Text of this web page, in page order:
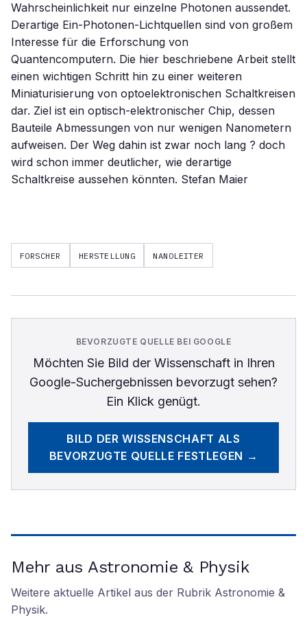
Wahrscheinlichkeit nur einzelne Photonen aussendet.
Derartige Ein-Photonen-Lichtquellen sind von großem
Interesse für die Erforschung von
Quantencomputern. Die hier beschriebene Arbeit stellt
einen wichtigen Schritt hin zu einer weiteren
Miniaturisierung von optoelektronischen Schaltkreisen
dar. Ziel ist ein optisch-elektronischer Chip, dessen
Bauteile Abmessungen von nur wenigen Nanometern
aufweisen. Der Weg dahin ist zwar noch lang ? doch
wird schon immer deutlicher, wie derartige
Schaltkreise aussehen könnten. Stefan Maier
FORSCHER HERSTELLUNG NANOLEITER
BEVORZUGTE QUELLE BEI GOOGLE
Möchten Sie Bild der Wissenschaftin Ihren
Google-Suchergebnissen bevorzugt sehen?
Ein Klick genügt.
BILD DER WISSENSCHAFT ALS
BEVORZUGTE QUELLE FESTLEGEN →
Mehr aus Astronomie & Physik
Weitere aktuelle Artikel aus der Rubrik Astronomie &
Physik.